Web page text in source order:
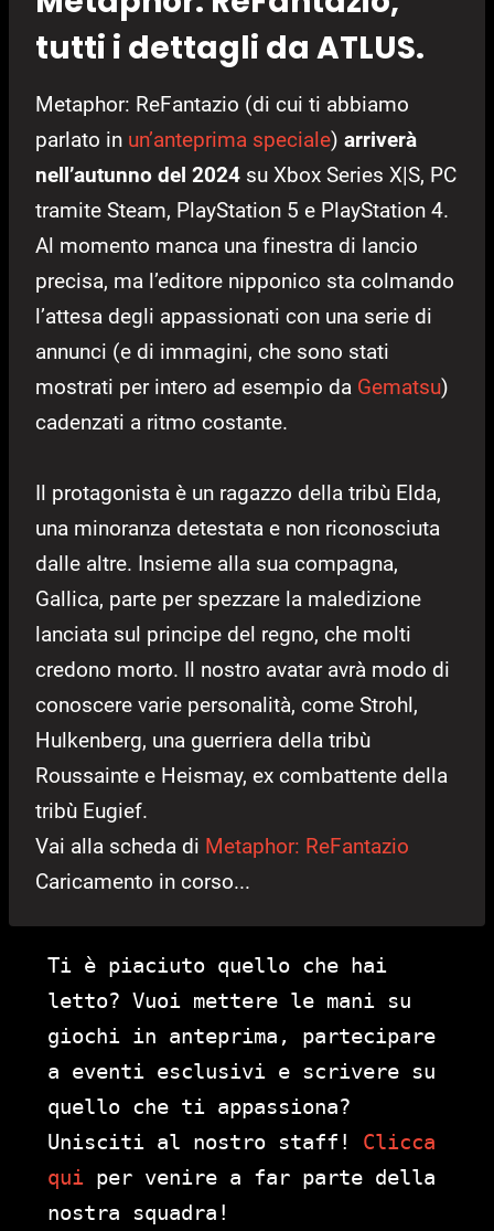
tutti i dettagli da ATLUS.
Metaphor: ReFantazio (di cui ti abbiamo
parlato in un’anteprima speciale) arriverà
nell’autunno del 2024 su Xbox Series X|S, PC
tramite Steam, PlayStation 5 e PlayStation 4.
Al momento manca una finestra di lancio
precisa, ma l’editore nipponico sta colmando
l’attesa degli appassionati con una serie di
annunci (e di immagini, che sono stati
mostrati per intero ad esempio da Gematsu)
cadenzati a ritmo costante.
Il protagonista è un ragazzo della tribù Elda,
una minoranza detestata e non riconosciuta
dalle altre. Insieme alla sua compagna,
Gallica, parte per spezzare la maledizione
lanciata sul principe del regno, che molti
credono morto. Il nostro avatar avrà modo di
conoscere varie personalità, come Strohl,
Hulkenberg, una guerriera della tribù
Roussainte e Heismay, ex combattente della
tribù Eugief.
Vai alla scheda di Metaphor: ReFantazio
Caricamento in corso...
Ti è piaciuto quello che hai
letto? Vuoi mettere le mani su
giochi in anteprima, partecipare
a eventi esclusivi e scrivere su
quello che ti appassiona?
Unisciti al nostro staff! Clicca
qui per venire a far parte della
nostra squadra!